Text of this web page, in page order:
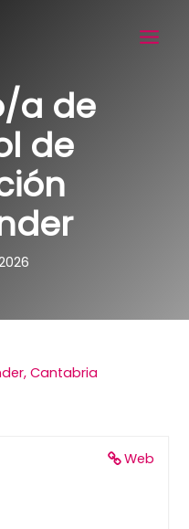
a de
de
Cantabria
Web